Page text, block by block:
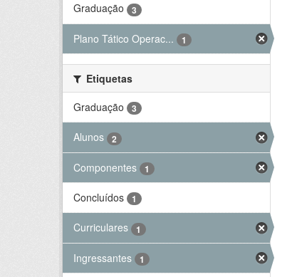
Graduação
3
Plano Tático Operac... 1
Etiquetas
Graduação
3
Alunos 2
Componentes 1
Concluídos 1
Curriculares 1
Ingressantes 1